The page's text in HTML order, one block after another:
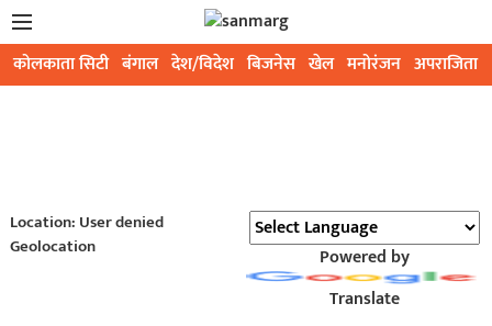
कोलकाता सिटी बंगाल देश/विदेश बिजनेस खेल मनोरंजन अपराजिता
Location: User denied
Geolocation
Powered by
Translate